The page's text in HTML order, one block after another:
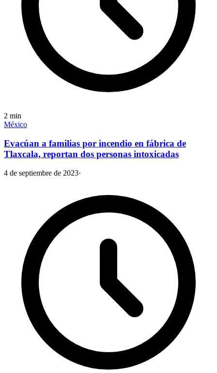
2 min
México
Evacúan a familias por incendio en fábrica de
Tlaxcala, reportan dos personas intoxicadas
4 de septiembre de 2023·